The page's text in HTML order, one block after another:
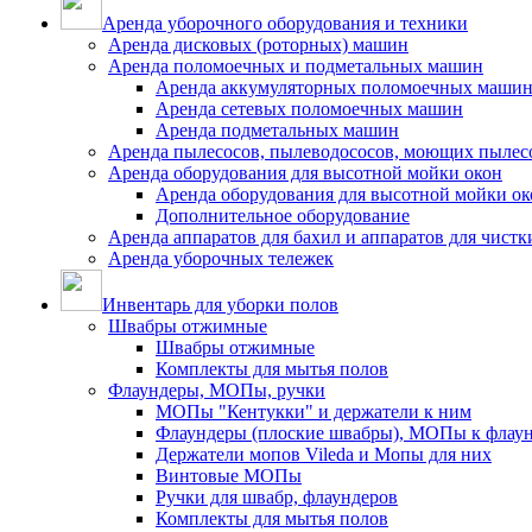
Аренда уборочного оборудования и техники
Аренда дисковых (роторных) машин
Аренда поломоечных и подметальных машин
Аренда аккумуляторных поломоечных машин
Аренда сетевых поломоечных машин
Аренда подметальных машин
Аренда пылесосов, пылеводососов, моющих
Аренда оборудования для высотной мойки окон
Аренда оборудования для высотной мойки
Дополнительное оборудование
Аренда аппаратов для бахил и аппаратов для
Аренда уборочных тележек
Инвентарь для уборки полов
Швабры отжимные
Швабры отжимные
Комплекты для мытья полов
Флаундеры, МОПы, ручки
МОПы "Кентукки" и держатели к ним
Флаундеры (плоские швабры), МОПы к
Держатели мопов Vileda и Мопы для них
Винтовые МОПы
Ручки для швабр, флаундеров
Комплекты для мытья полов